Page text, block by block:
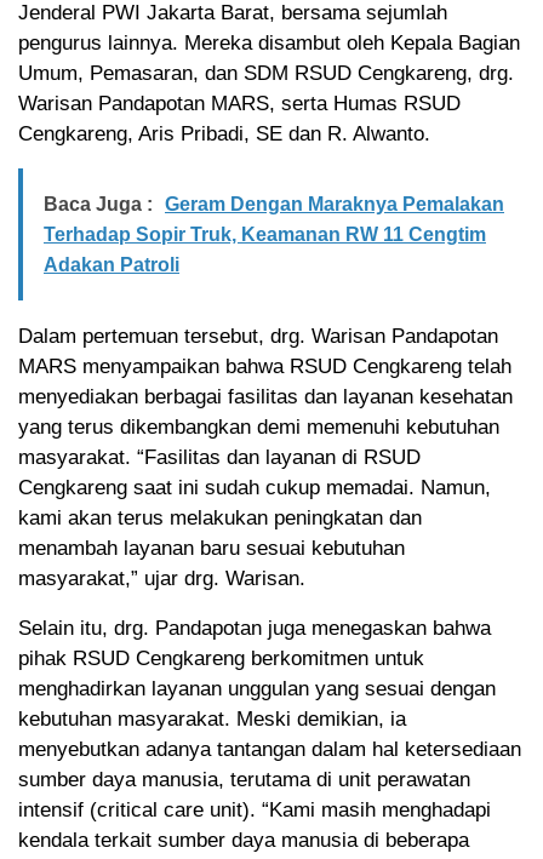
Jenderal PWI Jakarta Barat, bersama sejumlah
pengurus lainnya. Mereka disambut oleh Kepala Bagian
Umum, Pemasaran, dan SDM RSUD Cengkareng, drg.
Warisan Pandapotan MARS, serta Humas RSUD
Cengkareng, Aris Pribadi, SE dan R. Alwanto.
Baca Juga :
Geram Dengan Maraknya Pemalakan
Terhadap Sopir Truk, Keamanan RW 11 Cengtim
Adakan Patroli
Dalam pertemuan tersebut, drg. Warisan Pandapotan
MARS menyampaikan bahwa RSUD Cengkareng telah
menyediakan berbagai fasilitas dan layanan kesehatan
yang terus dikembangkan demi memenuhi kebutuhan
masyarakat. “Fasilitas dan layanan di RSUD
Cengkareng saat ini sudah cukup memadai. Namun,
kami akan terus melakukan peningkatan dan
menambah layanan baru sesuai kebutuhan
masyarakat,” ujar drg. Warisan.
Selain itu, drg. Pandapotan juga menegaskan bahwa
pihak RSUD Cengkareng berkomitmen untuk
menghadirkan layanan unggulan yang sesuai dengan
kebutuhan masyarakat. Meski demikian, ia
menyebutkan adanya tantangan dalam hal ketersediaan
sumber daya manusia, terutama di unit perawatan
intensif (critical care unit). “Kami masih menghadapi
kendala terkait sumber daya manusia di beberapa